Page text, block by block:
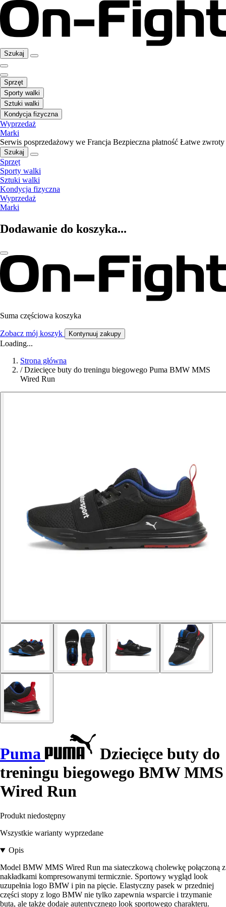
Szukaj
Sprzęt
Sporty walki
Sztuki walki
Kondycja fizyczna
Wyprzedaż
Marki
Serwis posprzedażowy we Francja Bezpieczna płatność Łatwe zwroty
Szukaj
Sprzęt
Sporty walki
Sztuki walki
Kondycja fizyczna
Wyprzedaż
Marki
Dodawanie do koszyka...
Suma częściowa koszyka
Zobacz mój koszyk Kontynuuj zakupy
Loading...
Strona główna
/ Dziecięce buty do treningu biegowego Puma BMW MMS
Wired Run
Puma
Dziecięce buty do
treningu biegowego BMW MMS
Wired Run
Produkt niedostępny
Wszystkie warianty wyprzedane
Opis
Model BMW MMS Wired Run ma siateczkową cholewkę połączoną z
nakładkami kompresowanymi termicznie. Sportowy wygląd look
uzupełnia logo BMW i pin na pięcie. Elastyczny pasek w przedniej
części stopy z logo BMW nie tylko zapewnia wsparcie i trzymanie
buta, ale także dodaje autentycznego look sportowego charakteru.